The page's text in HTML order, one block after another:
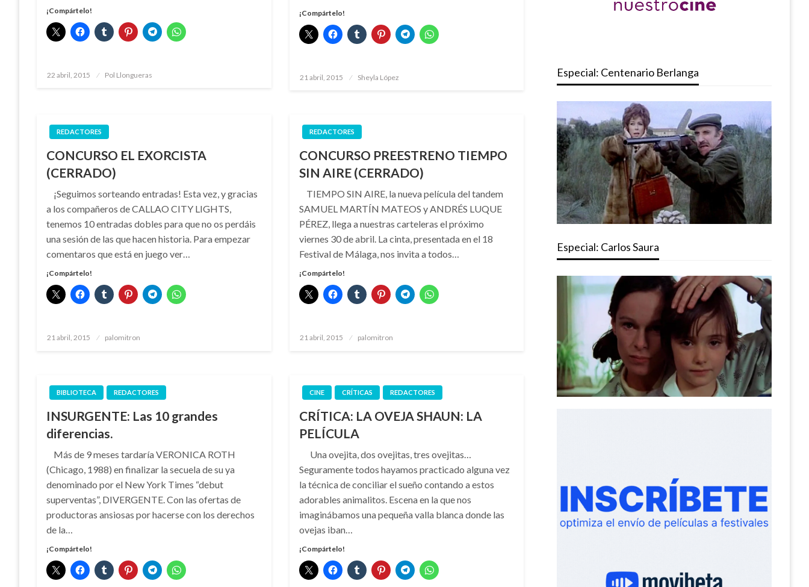
¡Compártelo!
Publicado
22 abril, 2015 Pol Llongueras
¡Compártelo!
Publicado
21 abril, 2015 Sheyla López
REDACTORES
CONCURSO EL EXORCISTA
(CERRADO)
¡Seguimos sorteando entradas! Esta vez, y gracias
a los compañeros de CALLAO CITY LIGHTS,
tenemos 10 entradas dobles para que no os perdáis
una sesión de las que hacen historia. Para empezar
comentaros que está en juego ver…
¡Compártelo!
Publicado
21 abril, 2015 palomitron
REDACTORES
CONCURSO PREESTRENO TIEMPO
SIN AIRE (CERRADO)
TIEMPO SIN AIRE, la nueva película del tandem
SAMUEL MARTÍN MATEOS y ANDRÉS LUQUE
PÉREZ, llega a nuestras carteleras el próximo
viernes 30 de abril. La cinta, presentada en el 18
Festival de Málaga, nos invita a todos…
¡Compártelo!
Publicado
21 abril, 2015 palomitron
BIBLIOTECA REDACTORES
INSURGENTE: Las 10 grandes
diferencias.
Más de 9 meses tardaría VERONICA ROTH
(Chicago, 1988) en finalizar la secuela de su ya
denominado por el New York Times “debut
superventas”, DIVERGENTE. Con las ofertas de
productoras ansiosas por hacerse con los derechos
de la…
¡Compártelo!
CINE CRÍTICAS REDACTORES
CRÍTICA: LA OVEJA SHAUN: LA
PELÍCULA
Una ovejita, dos ovejitas, tres ovejitas…
Seguramente todos hayamos practicado alguna vez
la técnica de conciliar el sueño contando a estos
adorables animalitos. Escena en la que nos
imaginábamos una pequeña valla blanca donde las
ovejas iban…
¡Compártelo!
Especial: Centenario Berlanga
Especial: Carlos Saura